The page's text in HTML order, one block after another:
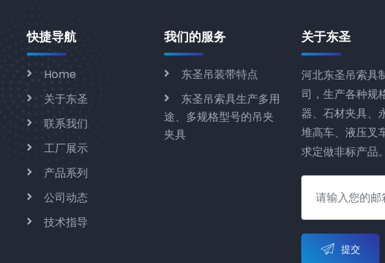
快捷导航
Home
关于东圣
联系我们
工厂展示
产品系列
公司动态
技术指导
我们的服务
东圣吊装带特点
东圣吊索具生产多用
途、多规格型号的吊夹
夹具
关于东圣
河北东圣吊索具
司，生产各种规
器、石材夹具、
堆高车、液压叉
求定做非标产品。
提交